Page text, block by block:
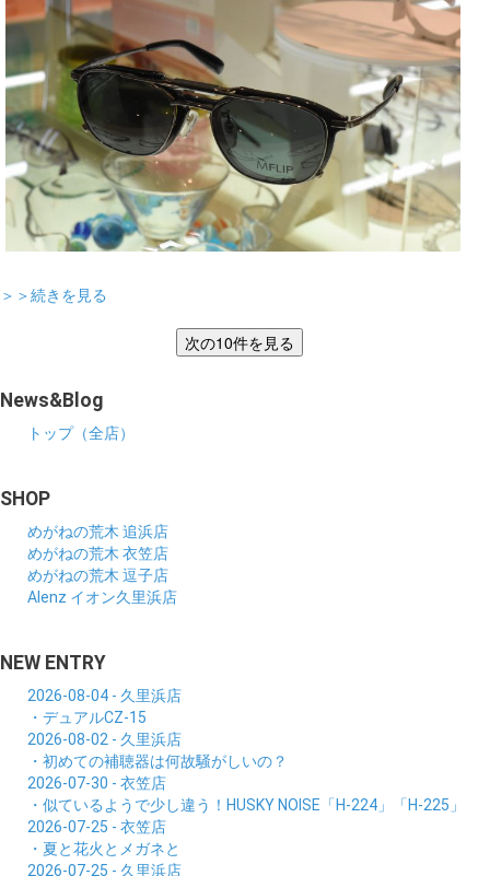
＞＞続きを見る
News&Blog
トップ（全店）
SHOP
めがねの荒木 追浜店
めがねの荒木 衣笠店
めがねの荒木 逗子店
Alenz イオン久里浜店
NEW ENTRY
2026-08-04 - 久里浜店
・デュアルCZ-15
2026-08-02 - 久里浜店
・初めての補聴器は何故騒がしいの？
2026-07-30 - 衣笠店
・似ているようで少し違う！HUSKY NOISE「H-224」「H-225」
2026-07-25 - 衣笠店
・夏と花火とメガネと
2026-07-25 - 久里浜店